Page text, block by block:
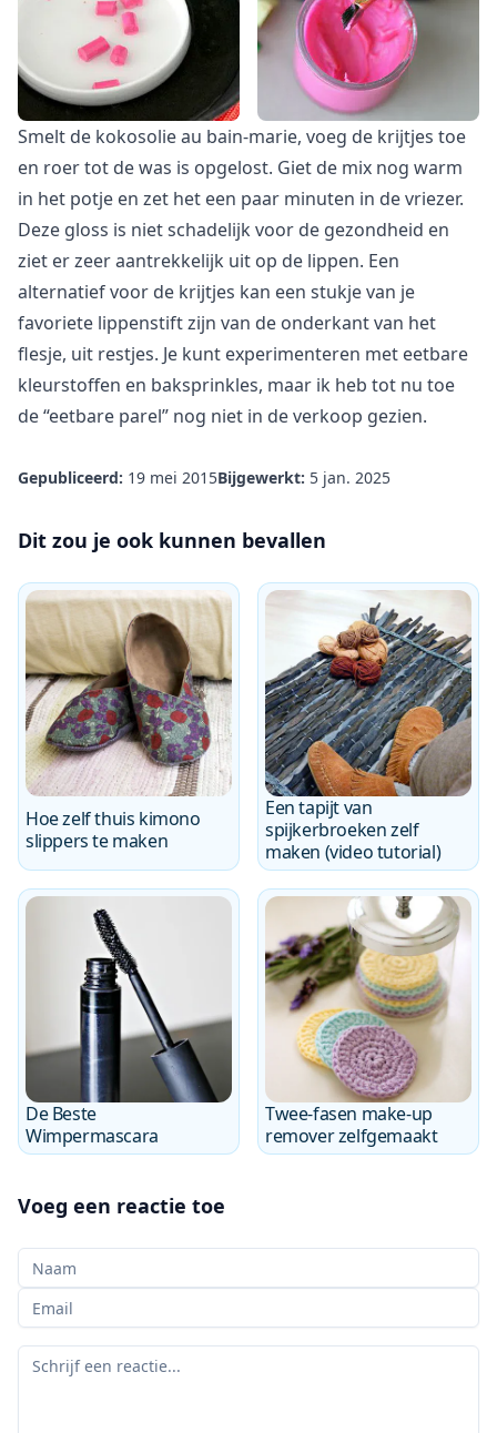
Smelt de kokosolie au bain-marie, voeg de krijtjes toe
en roer tot de was is opgelost. Giet de mix nog warm
in het potje en zet het een paar minuten in de vriezer.
Deze gloss is niet schadelijk voor de gezondheid en
ziet er zeer aantrekkelijk uit op de lippen. Een
alternatief voor de krijtjes kan een stukje van je
favoriete lippenstift zijn van de onderkant van het
flesje, uit restjes. Je kunt experimenteren met eetbare
kleurstoffen en baksprinkles, maar ik heb tot nu toe
de “eetbare parel” nog niet in de verkoop gezien.
Gepubliceerd: 19 mei 2015Bijgewerkt: 5 jan. 2025
Dit zou je ook kunnen bevallen
Hoe zelf thuis kimono
slippers te maken
Een tapijt van
spijkerbroeken zelf
maken (video tutorial)
De Beste
Wimpermascara
Twee-fasen make-up
remover zelfgemaakt
Voeg een reactie toe
Uw naam
Uw e-mail
Uw reactie